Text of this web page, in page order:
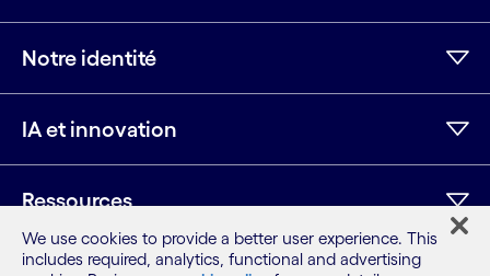
Notre identité
IA et innovation
Ressources
We use cookies to provide a better user experience. This
includes required, analytics, functional and advertising